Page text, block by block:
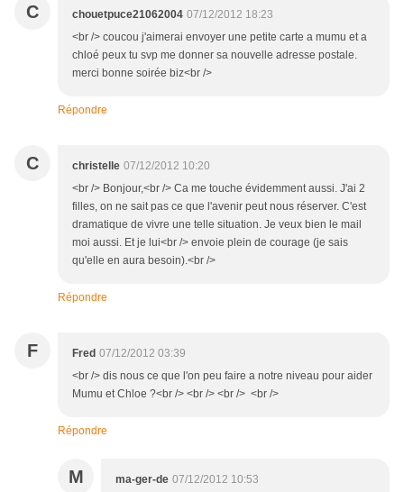
C chouetpuce21062004 07/12/2012 18:23
<br /> coucou j'aimerai envoyer une petite carte a mumu et a
chloé peux tu svp me donner sa nouvelle adresse postale.
merci bonne soirée biz<br />
Répondre
C christelle 07/12/2012 10:20
<br /> Bonjour,<br /> Ca me touche évidemment aussi. J'ai 2
filles, on ne sait pas ce que l'avenir peut nous réserver. C'est
dramatique de vivre une telle situation. Je veux bien le mail
moi aussi. Et je lui<br /> envoie plein de courage (je sais
qu'elle en aura besoin).<br />
Répondre
F Fred 07/12/2012 03:39
<br /> dis nous ce que l'on peu faire a notre niveau pour aider
Mumu et Chloe ?<br /> <br /> <br /> <br />
Répondre
M ma-ger-de 07/12/2012 10:53